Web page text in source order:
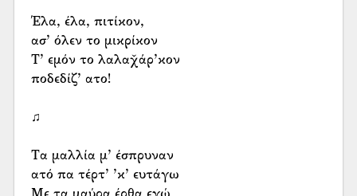
Έλα, έλα, πιτίκον,
ασ’ όλεν το μικρίκον
Τ’ εμόν το λαλαχ̌άρ’κον
ποδεδίζ’ ατο!
♫
Τα μαλλία μ’ έσπρυναν
ατό πα τέρτ’ ’κ’ ευτάγω